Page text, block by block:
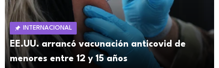
INTERNACIONAL
EE.UU. arrancó vacunación anticovid de
menores entre 12 y 15 años